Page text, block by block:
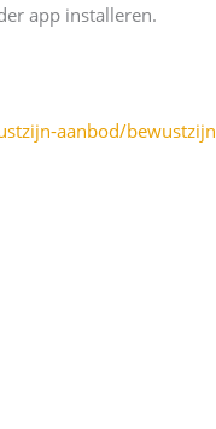
app installeren.
aanbod/